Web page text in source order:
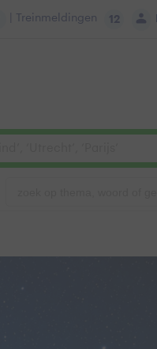
| Treinmeldingen 12